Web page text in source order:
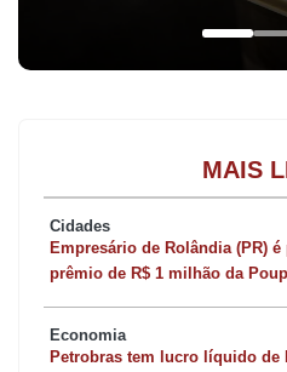
MAIS
Cidades
Empresário de Rolândia (PR)
prêmio de R$ 1 milhão da
Economia
Petrobras tem lucro líquido de